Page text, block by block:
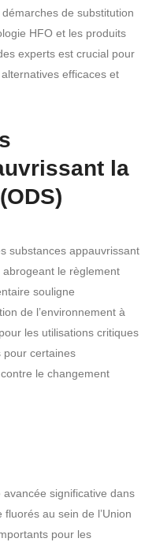
de substitution
HFO et les produits
experts est crucial pour
efficaces et
la
substances appauvrissant
abrogeant le règlement
souligne
de l’environnement à
les utilisations critiques
pour certaines
le changement
significative dans
au sein de l’Union
pour les